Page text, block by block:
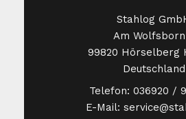
Stahlog
Am
99820 Hörselberg
Deutschland
Telefon: 036920 /
E-Mail: